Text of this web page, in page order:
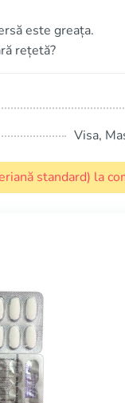
este greața.
rețetă?
Visa,
standard) la